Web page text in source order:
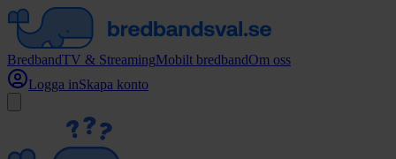
BredbandTV & StreamingMobilt bredbandOm oss
Logga inSkapa konto